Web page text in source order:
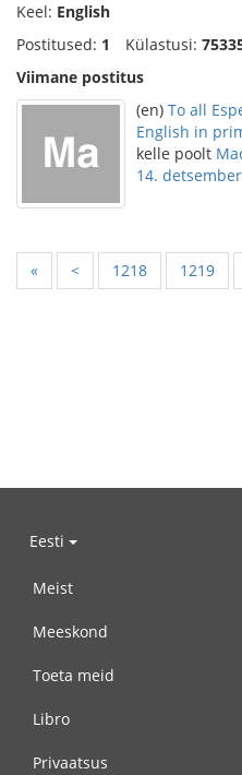
Keel: English
Postitused: 1 Külastusi:
Viimane postitus
(en) To all
English in
kelle poolt
14.
« < 1218 1219
Eesti
Meist
Meeskond
Toeta meid
Libro
Privaatsus